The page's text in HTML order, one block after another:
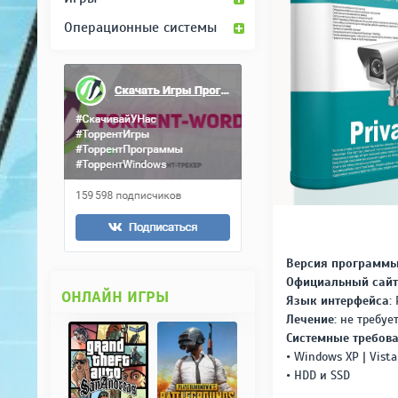
Версия
Официальный
Язык интерфейса:
Лечение:не
Системные
• Windows XP |
• HDD и SSD
Операционные системы
ОНЛАЙН ИГРЫ